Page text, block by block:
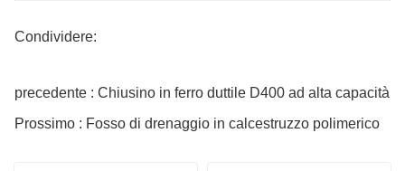
Condividere:
precedente : Chiusino in ferro duttile D400 ad alta capacità
Prossimo : Fosso di drenaggio in calcestruzzo polimerico